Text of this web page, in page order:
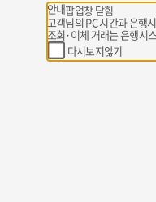
안내팝업창 닫힘
고객님의 PC 시간과 은행
조회·이체 거래는 은행시
다시보지않기